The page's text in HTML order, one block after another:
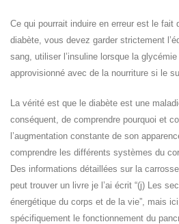
Ce qui pourrait induire en erreur est le fait
diabète, vous devez garder strictement
sang, utiliser l’insuline lorsque la
approvisionné avec de la nourriture si le
La vérité est que le diabète est une
conséquent, de comprendre pourquoi et
l’augmentation constante de son
comprendre les différents systèmes du
Des informations détaillées sur la
peut trouver un livre je l’ai écrit “(j) Les
énergétique du corps et de la vie”, mais
spécifiquement le fonctionnement du